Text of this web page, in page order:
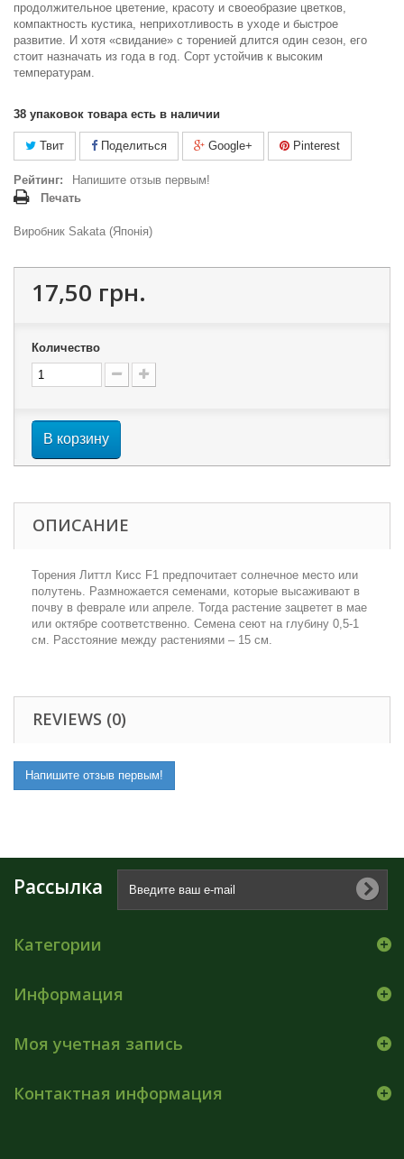
продолжительное цветение, красоту и своеобразие цветков,
компактность кустика, неприхотливость в уходе и быстрое
развитие. И хотя «свидание» с торенией длится один сезон, его
стоит назначать из года в год. Сорт устойчив к высоким
температурам.
38 упаковок товара есть в наличии
Твит Поделиться Google+ Pinterest
Рейтинг:
Напишите отзыв первым!
Печать
Виробник Sakata (Японія)
17,50 грн.
Количество
В корзину
ОПИСАНИЕ
Торения Литтл Кисс F1 предпочитает солнечное место или
полутень. Размножается семенами, которые высаживают в
почву в феврале или апреле. Тогда растение зацветет в мае
или октябре соответственно. Семена сеют на глубину 0,5-1
см. Расстояние между растениями – 15 см.
REVIEWS (0)
Напишите отзыв первым!
Рассылка
Категории
Информация
Моя учетная запись
Контактная информация